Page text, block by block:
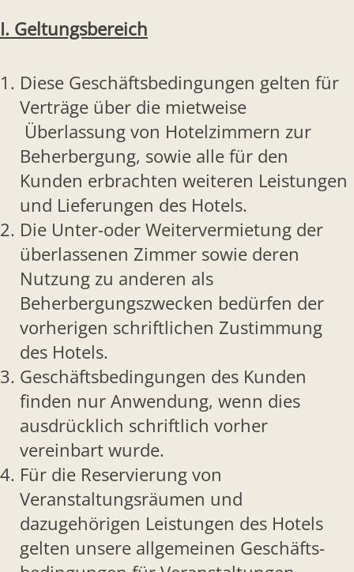
I. Geltungsbereich
Diese Geschäftsbedingungen gelten für
Verträge über die mietweise
Überlassung von Hotelzimmern zur
Beherbergung, sowie alle für den
Kunden erbrachten weiteren Leistungen
und Lieferungen des Hotels.
Die Unter-oder Weitervermietung der
überlassenen Zimmer sowie deren
Nutzung zu anderen als
Beherbergungszwecken bedürfen der
vorherigen schriftlichen Zustimmung
des Hotels.
Geschäftsbedingungen des Kunden
finden nur Anwendung, wenn dies
ausdrücklich schriftlich vorher
vereinbart wurde.
Für die Reservierung von
Veranstaltungsräumen und
dazugehörigen Leistungen des Hotels
gelten unsere allgemeinen Geschäfts-